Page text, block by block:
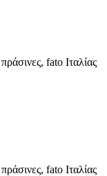
fato Ιταλίας
fato Ιταλίας